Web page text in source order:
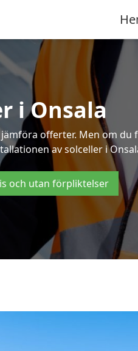
i Onsala
offerter. Men om
av solceller i
och utan förpliktelser